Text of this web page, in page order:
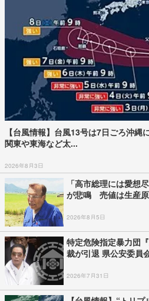
【台風情報】台風13号は7日ごろ沖
関東や東海など太...
2026年8月3日
「高市総理には愛想
が悲鳴 売値は生産
2026年8月5日
特定危険指定暴力団
裁が引退 県公安委員
2026年7月31日